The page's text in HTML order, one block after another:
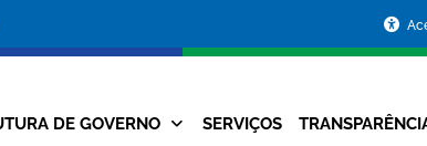
da
Prefeitura
Navegação
DE GOVERNO SERVIÇOS